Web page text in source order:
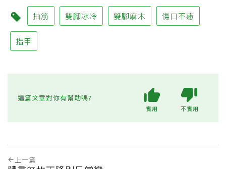
抽筋 雙腳冰冷 雙腳麻木 傷口不癒
指甲
這篇文章對你有幫助嗎?
實用 不實用
上一篇